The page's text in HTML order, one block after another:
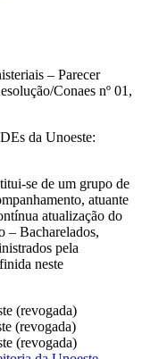
– Parecer
Conaes nº 01,
da Unoeste:
se de um grupo de
atuante
atualização do
– Bacharelados,
pela
neste
(revogada)
(revogada)
(revogada)